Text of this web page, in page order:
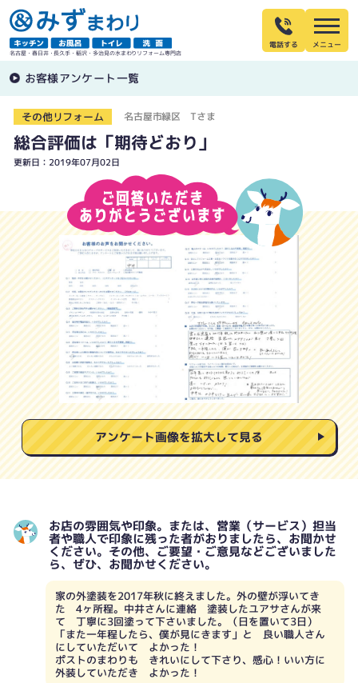
名古屋・春日井・長久手・稲沢・多治見の水まわりリフォーム専門店
電話する
お客様アンケート一覧
その他リフォーム 名古屋市緑区 Tさま
総合評価は「期待どおり」
更新日：2019年07月02日
アンケート画像を拡大して見る
お店の雰囲気や印象。または、営業（サービス）担当
者や職人で印象に残った者がおりましたら、お聞かせ
ください。その他、ご要望・ご意見などございました
ら、ぜひ、お聞かせください。
家の外塗装を2017年秋に終えました。外の壁が浮いてき
た 4ヶ所程。中井さんに連絡 塗装したユアサさんが来
て 丁寧に3回塗って下さいました。（日を置いて3日）
「また一年程したら、僕が見にきます」と 良い職人さん
にしていただいて よかった！
ポストのまわりも きれいにして下さり、感心！いい方に
外装していただき よかった！